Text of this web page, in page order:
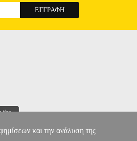
και την ανάλυση της